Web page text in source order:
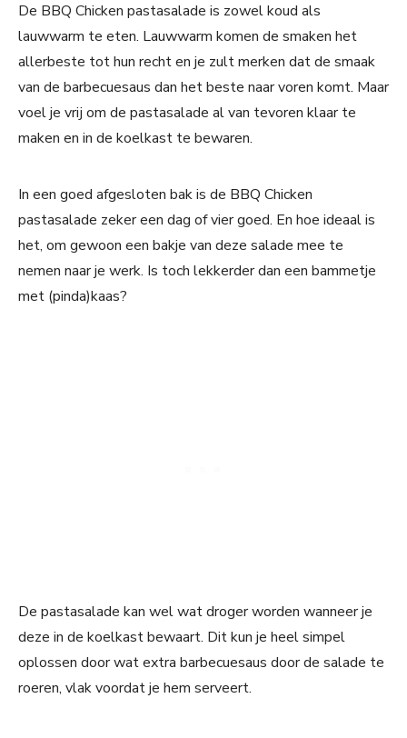
De BBQ Chicken pastasalade is zowel koud als
lauwwarm te eten. Lauwwarm komen de smaken het
allerbeste tot hun recht en je zult merken dat de smaak
van de barbecuesaus dan het beste naar voren komt. Maar
voel je vrij om de pastasalade al van tevoren klaar te
maken en in de koelkast te bewaren.
In een goed afgesloten bak is de BBQ Chicken
pastasalade zeker een dag of vier goed. En hoe ideaal is
het, om gewoon een bakje van deze salade mee te
nemen naar je werk. Is toch lekkerder dan een bammetje
met (pinda)kaas?
De pastasalade kan wel wat droger worden wanneer je
deze in de koelkast bewaart. Dit kun je heel simpel
oplossen door wat extra barbecuesaus door de salade te
roeren, vlak voordat je hem serveert.